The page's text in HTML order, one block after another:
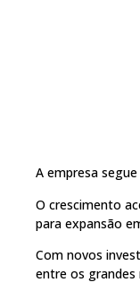
A empresa
O crescimento
para expansão
Com novos
entre os grandes